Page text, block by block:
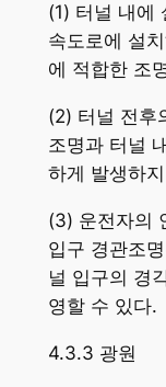
(1) 터널 내에
속도로에 설
에 적합한 조
(2) 터널 전후
조명과 터널
하게 발생하
(3) 운전자의
입구 경관조
널 입구의 경
영할 수 있다.
4.3.3 광원